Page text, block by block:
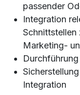
passender
Integration
Marketing-
Integration